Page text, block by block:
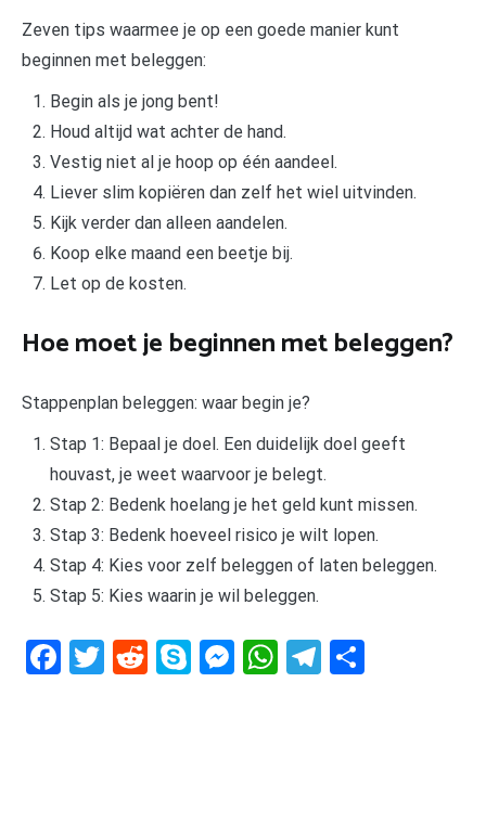
Zeven tips waarmee je op een goede manier kunt
beginnen met beleggen:
Begin als je jong bent!
Houd altijd wat achter de hand.
Vestig niet al je hoop op één aandeel.
Liever slim kopiëren dan zelf het wiel uitvinden.
Kijk verder dan alleen aandelen.
Koop elke maand een beetje bij.
Let op de kosten.
Hoe moet je beginnen met beleggen?
Stappenplan beleggen: waar begin je?
Stap 1: Bepaal je doel. Een duidelijk doel geeft
houvast, je weet waarvoor je belegt.
Stap 2: Bedenk hoelang je het geld kunt missen.
Stap 3: Bedenk hoeveel risico je wilt lopen.
Stap 4: Kies voor zelf beleggen of laten beleggen.
Stap 5: Kies waarin je wil beleggen.
Facebook
Twitter
RedditSkypeMessenger
WhatsApp
Telegram